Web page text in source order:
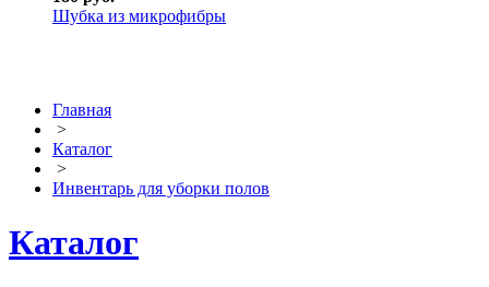
Шубка из микрофибры
Главная
>
Каталог
>
Инвентарь для уборки полов
Каталог